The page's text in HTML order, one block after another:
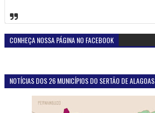
CONHEÇA NOSSA PÁGINA NO FACEBOOK
NOTÍCIAS DOS 26 MUNICÍPIOS DO SERTÃO DE ALAGOAS